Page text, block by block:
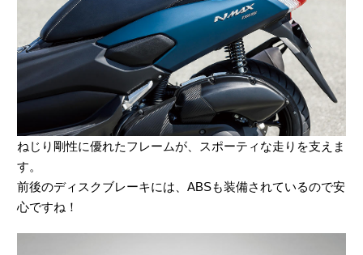
ねじり剛性に優れたフレームが、スポーティな走りを支えま
す。
前後のディスクブレーキには、ABSも装備されているので安
心ですね！